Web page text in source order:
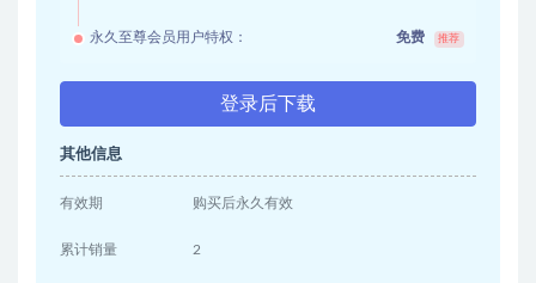
永久至尊会员用户特权： 免费 推荐
登录后下载
其他信息
有效期 购买后永久有效
累计销量 2